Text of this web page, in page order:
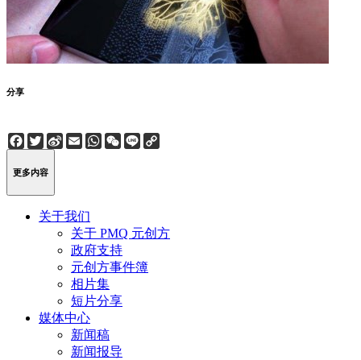
分享
Facebook
Twitter
Sina
Weibo
EmailWhatsApp
WeChat
Line
更多内容
关于我们
关于 PMQ 元创方
政府支持
元创方事件簿
相片集
短片分享
媒体中心
新闻稿
新闻报导